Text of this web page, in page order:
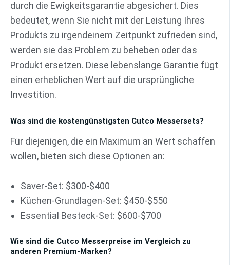
durch die Ewigkeitsgarantie abgesichert. Dies
bedeutet, wenn Sie nicht mit der Leistung Ihres
Produkts zu irgendeinem Zeitpunkt zufrieden sind,
werden sie das Problem zu beheben oder das
Produkt ersetzen. Diese lebenslange Garantie fügt
einen erheblichen Wert auf die ursprüngliche
Investition.
Was sind die kostengünstigsten Cutco Messersets?
Für diejenigen, die ein Maximum an Wert schaffen
wollen, bieten sich diese Optionen an:
Saver-Set: $300-$400
Küchen-Grundlagen-Set: $450-$550
Essential Besteck-Set: $600-$700
Wie sind die Cutco Messerpreise im Vergleich zu
anderen Premium-Marken?